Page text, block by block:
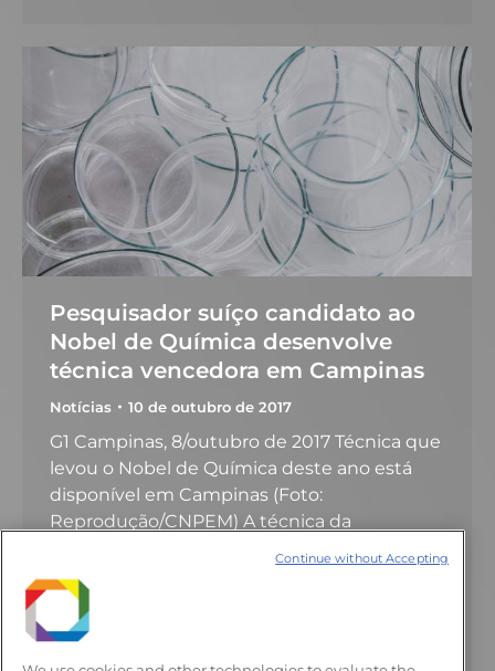
Pesquisador suíço candidato ao
Nobel de Química desenvolve
técnica vencedora em Campinas
Notícias 10 de outubro de 2017
G1 Campinas, 8/outubro de 2017 Técnica que
levou o Nobel de Química deste ano está
disponível em Campinas (Foto:
Reprodução/CNPEM) A técnica da
microscopia crioeletrônica que revolucionou
a observação de biomoléculas e levou o
Nobel de Química deste ano é desenvolvida
em Campinas (SP) por um dos pioneiros na
Continue without Accepting